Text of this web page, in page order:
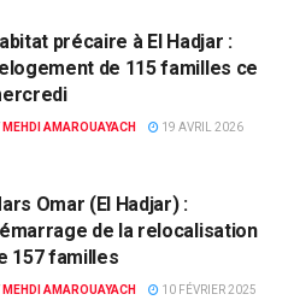
précaire à El Hadjar :
de 115 familles ce
MEHDI AMAROUAYACH 19 AVRIL 2026
Omar (El Hadjar) :
de la relocalisation
157 familles
MEHDI AMAROUAYACH 10 FÉVRIER 2025